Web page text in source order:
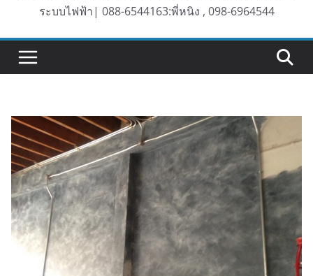
ระบบไฟฟ้า| 088-6544163:พี่หนิง , 098-6964544